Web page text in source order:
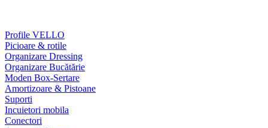
Profile VELLO
Picioare & rotile
Organizare Dressing
Organizare Bucătărie
Moden Box-Sertare
Amortizoare & Pistoane
Suporti
Incuietori mobila
Conectori